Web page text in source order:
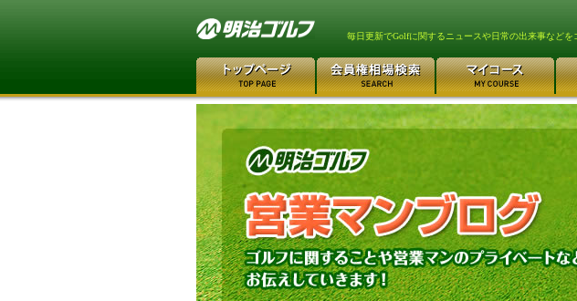
毎日更新でGolfに関するニュースや日常の出来事など